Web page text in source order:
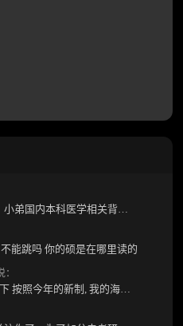
能跳吗 你的硕是在哪里读的